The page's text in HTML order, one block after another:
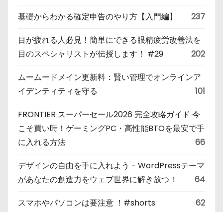
基礎からわかる確定申告のやり方【入門編】 237
目が疲れる人必見！簡単にできる眼精疲労改善法を
目のスペシャリストが伝授します！ #29
202
ムームードメイン更新料：賢い管理でオンラインア
イデンティティを守る
101
FRONTIER スーパーセール2026 完全攻略ガイド 今
こそ買い時！ゲーミングPC・高性能BTOを最安で手
に入れる方法
66
デザインの自由を手に入れよう - WordPressテーマ
があなたの創造力をウェブ世界に解き放つ！
64
スマホやパソコンは要注意 ！#shorts 62